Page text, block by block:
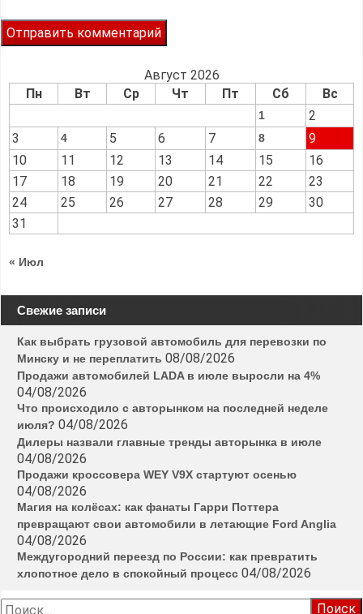
Август 2026
Пн
Вт Ср Чт Пт Сб Вс
1
2
3
4 5 6 7 8
9
10
11 12 13 14 15
16
17
18 19 20 21 22
23
24
25 26 27 28 29
30
31
« Июл
Свежие записи
Как выбрать грузовой автомобиль для перевозки по
Минску и не переплатить 08/08/2026
Продажи автомобилей LADA в июле выросли на 4%
04/08/2026
Что происходило с авторынком на последней неделе
июля? 04/08/2026
Дилеры назвали главные тренды авторынка в июле
04/08/2026
Продажи кроссовера WEY V9X стартуют осенью
04/08/2026
Магия на колёсах: как фанаты Гарри Поттера
превращают свои автомобили в летающие Ford Anglia
04/08/2026
Междугородний переезд по России: как превратить
хлопотное дело в спокойный процесс 04/08/2026
Найти: